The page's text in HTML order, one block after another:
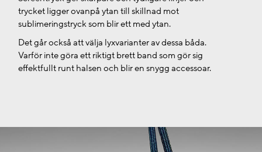
trycket ligger ovanpå ytan till skillnad mot
sublimeringstryck som blir ett med ytan.
Det går också att välja lyxvarianter av dessa båda.
Varför inte göra ett riktigt brett band som gör sig
effektfullt runt halsen och blir en snygg accessoar.